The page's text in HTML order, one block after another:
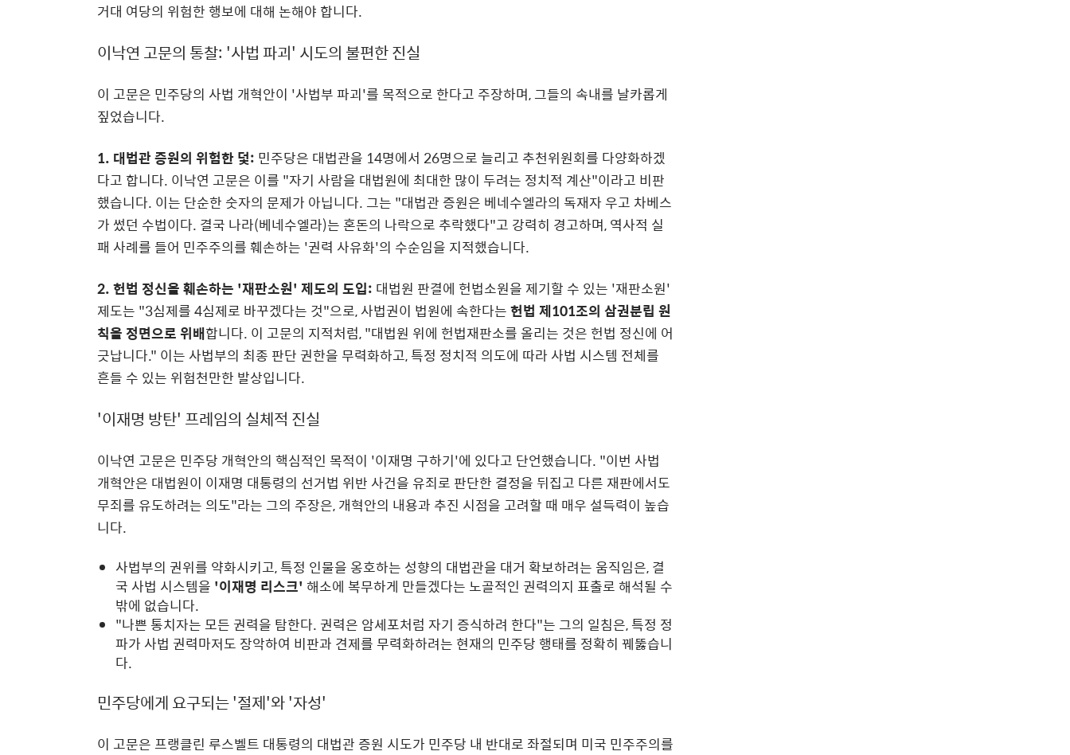
거대 여당의 위험한 행보에 대해 논해야 합니다.
이낙연 고문의 통찰: '사법 파괴' 시도의 불편한 진실
이 고문은 민주당의 사법 개혁안이 '사법부 파괴'를 목적으로 한다고 주장하며, 그들의 속내를 날카롭게
짚었습니다.
1. 대법관 증원의 위험한 덫: 민주당은 대법관을 14명에서 26명으로 늘리고 추천위원회를 다양화하겠
다고 합니다. 이낙연 고문은 이를 "자기 사람을 대법원에 최대한 많이 두려는 정치적 계산"이라고 비판
했습니다. 이는 단순한 숫자의 문제가 아닙니다. 그는 "대법관 증원은 베네수엘라의 독재자 우고 차베스
가 썼던 수법이다. 결국 나라(베네수엘라)는 혼돈의 나락으로 추락했다"고 강력히 경고하며, 역사적 실
패 사례를 들어 민주주의를 훼손하는 '권력 사유화'의 수순임을 지적했습니다.
2. 헌법 정신을 훼손하는 '재판소원' 제도의 도입: 대법원 판결에 헌법소원을 제기할 수 있는 '재판소원'
제도는 "3심제를 4심제로 바꾸겠다는 것"으로, 사법권이 법원에 속한다는헌법 제101조의 삼권분립 원
칙을 정면으로 위배합니다. 이 고문의 지적처럼, "대법원 위에 헌법재판소를 올리는 것은 헌법 정신에 어
긋납니다." 이는 사법부의 최종 판단 권한을 무력화하고, 특정 정치적 의도에 따라 사법 시스템 전체를
흔들 수 있는 위험천만한 발상입니다.
'이재명 방탄' 프레임의 실체적 진실
이낙연 고문은 민주당 개혁안의 핵심적인 목적이 '이재명 구하기'에 있다고 단언했습니다. "이번 사법
개혁안은 대법원이 이재명 대통령의 선거법 위반 사건을 유죄로 판단한 결정을 뒤집고 다른 재판에서도
무죄를 유도하려는 의도"라는 그의 주장은, 개혁안의 내용과 추진 시점을 고려할 때 매우 설득력이 높습
니다.
사법부의 권위를 약화시키고, 특정 인물을 옹호하는 성향의 대법관을 대거 확보하려는 움직임은, 결
국 사법 시스템을 '이재명 리스크' 해소에 복무하게 만들겠다는 노골적인 권력의지 표출로 해석될 수
밖에 없습니다.
"나쁜 통치자는 모든 권력을 탐한다. 권력은 암세포처럼 자기 증식하려 한다"는 그의 일침은, 특정 정
파가 사법 권력마저도 장악하여 비판과 견제를 무력화하려는 현재의 민주당 행태를 정확히 꿰뚫습니
다.
민주당에게 요구되는 '절제'와 '자성'
이 고문은 프랭클린 루스벨트 대통령의 대법관 증원 시도가 민주당 내 반대로 좌절되며 미국 민주주의를